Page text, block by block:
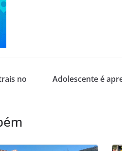
no
Adolescente é